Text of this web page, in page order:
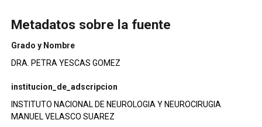
Metadatos sobre la fuente
Grado y Nombre
DRA. PETRA YESCAS GOMEZ
institucion_de_adscripcion
INSTITUTO NACIONAL DE NEUROLOGIA Y NEUROCIRUGIA
MANUEL VELASCO SUAREZ